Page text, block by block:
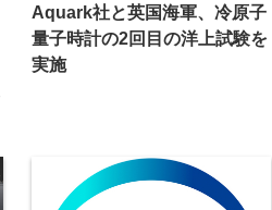
Aquark社と英国海軍、冷原子
量子時計の2回目の洋上試験を
実施